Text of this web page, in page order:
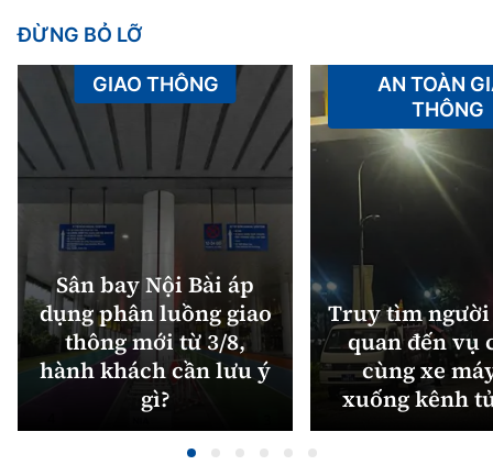
ĐỪNG BỎ LỠ
Sân bay Nội Bài áp
dụng phân luồng giao
thông mới từ 3/8,
hành khách cần lưu ý
gì?
GIAO THÔNG
Truy tìm
quan đến vụ
cùng xe
xuống kênh
AN TOÀN
THÔNG